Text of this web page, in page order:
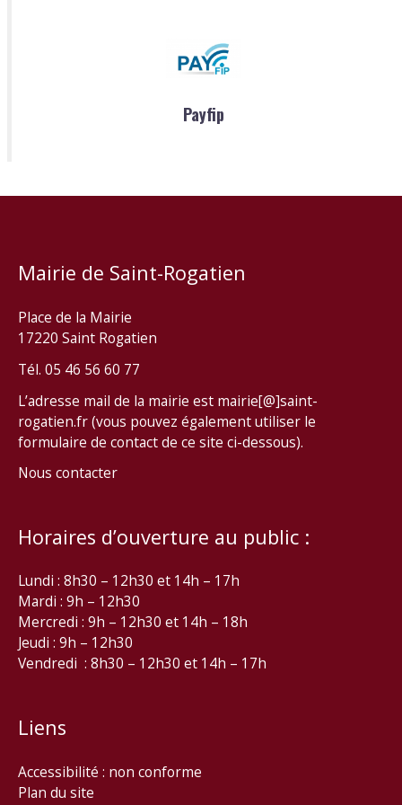
Payfip
Mairie de Saint-Rogatien
Place de la Mairie
17220 Saint Rogatien
Tél. 05 46 56 60 77
L’adresse mail de la mairie est mairie[@]saint-
rogatien.fr (vous pouvez également utiliser le
formulaire de contact de ce site ci-dessous).
Nous contacter
Horaires d’ouverture au public :
Lundi : 8h30 – 12h30 et 14h – 17h
Mardi : 9h – 12h30
Mercredi : 9h – 12h30 et 14h – 18h
Jeudi : 9h – 12h30
Vendredi : 8h30 – 12h30 et 14h – 17h
Liens
Accessibilité : non conforme
Plan du site